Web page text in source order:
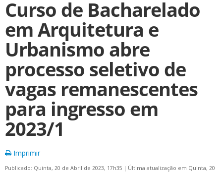
Curso de Bacharelado
em Arquitetura e
Urbanismo abre
processo seletivo de
vagas remanescentes
para ingresso em
2023/1
Imprimir
Publicado: Quinta, 20 de Abril de 2023, 17h35 | Última atualização em Quinta, 20